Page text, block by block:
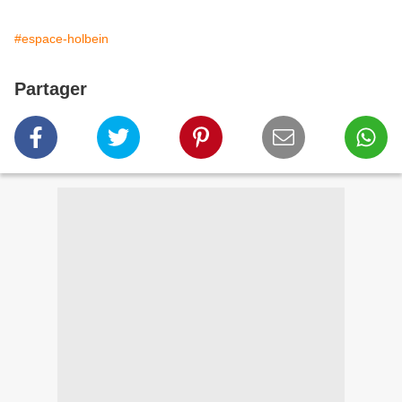
#espace-holbein
Partager